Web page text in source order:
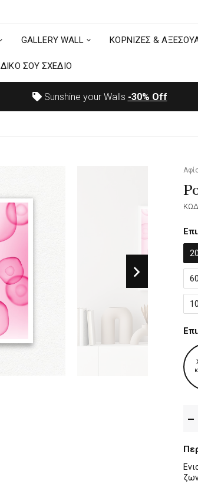
ΔΙΚΟ ΣΟΥ ΣΧΕΔΙΟ
GALLERY WALL ΚΟΡΝΙΖΕΣ &
ΔΙΚΟ ΣΟΥ ΣΧΕΔΙΟ
Sunshine your Walls -30% Off